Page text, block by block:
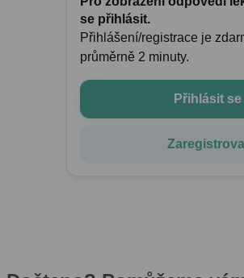
se přihlásit.
Přihlášení/registrace je
průměrně 2 minuty.
Přihlásit se